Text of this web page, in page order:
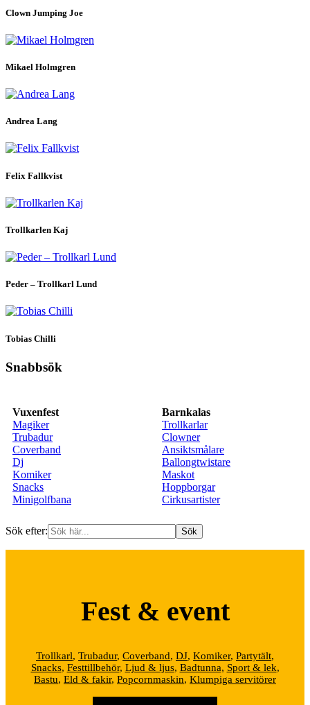
Clown Jumping Joe
Mikael Holmgren
Andrea Lang
Felix Fallkvist
Trollkarlen Kaj
Peder – Trollkarl Lund
Tobias Chilli
Snabbsök
Vuxenfest
Magiker
Trubadur
Coverband
Dj
Komiker
Snacks
Minigolfbana
Barnkalas
Trollkarlar
Clowner
Ansiktsmålare
Ballongtwistare
Maskot
Hoppborgar
Cirkusartister
Sök efter:
Fest & event
Trollkarl, Trubadur, Coverband, DJ, Komiker, Partytält,
Snacks, Festtillbehör, Ljud & ljus, Badtunna, Sport & lek,
Bastu, Eld & fakir, Popcornmaskin, Klumpiga servitörer